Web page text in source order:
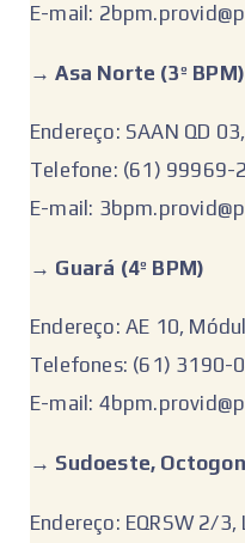
E-mail:
‌‌→Asa Norte (3º BPM)
Endereço: SAAN QD
Telefone: (61) 99969-
E-mail:
‌→ Guará (4º BPM)
Endereço: AE 10,
Telefones: (61) 3190-
E-mail:
‌→ Sudoeste,
Endereço: EQRSW 2/